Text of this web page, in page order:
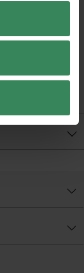
Größe andere
oder